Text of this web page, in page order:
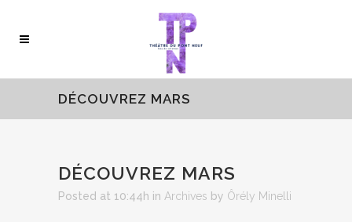
DÉCOUVREZ MARS
DÉCOUVREZ MARS
Posted at 10:44h in Archives by Ôrély Minelli